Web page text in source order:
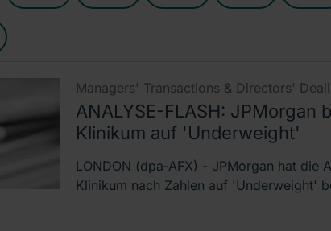
Managers' Transactions & Directors'
ANALYSE-FLASH: JPMorgan
Klinikum auf 'Underweight'
LONDON (dpa-AFX) - JPMorgan hat die
Klinikum nach Zahlen auf 'Underweight'